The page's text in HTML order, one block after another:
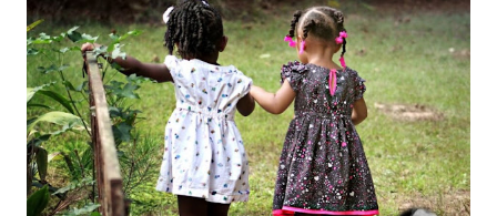
cromoterapia no contexto da preservação da saúde física e
psíquica. Em nenhum momento, porém, recomenda sua
adoção como prática institucional do Espiritismo. Há
profunda diferença entre reconhecer a existência de um
recurso terapêutico e convertê-lo em atividade da Casa
Espírita.